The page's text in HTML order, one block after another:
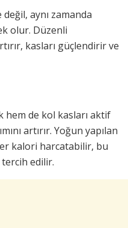
aynı zamanda
olur. Düzenli
kasları güçlendirir ve
hem de kol kasları aktif
artırır. Yoğun yapılan
kalori harcatabilir, bu
edilir.